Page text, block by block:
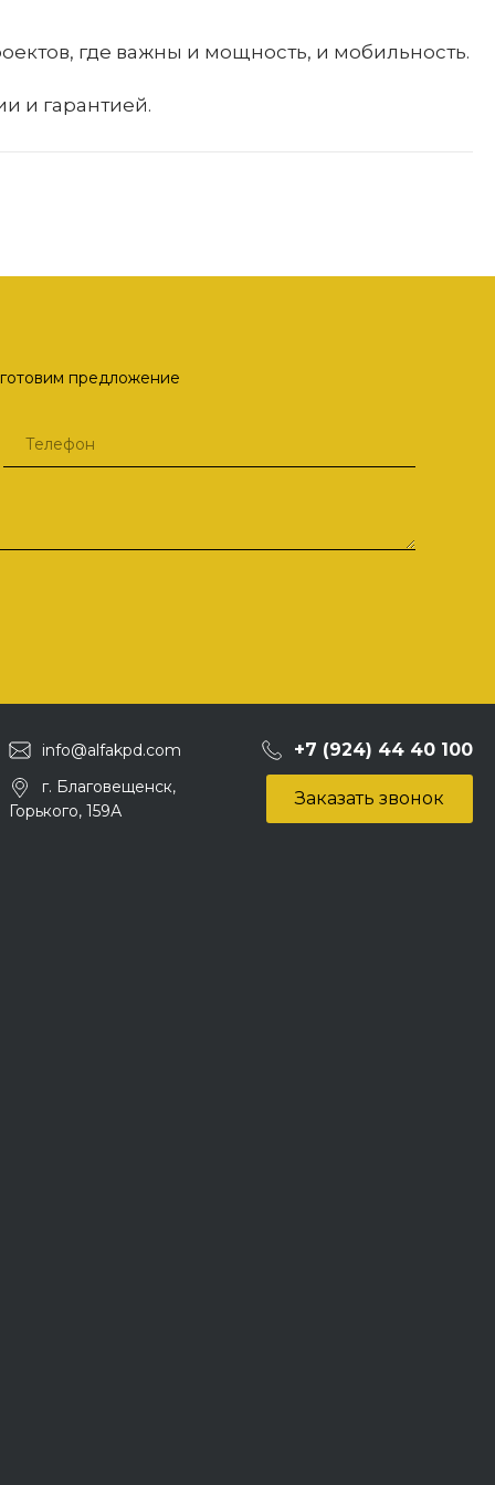
где важны и мощность, и мобильность.
и гарантией.
предложение
info@alfakpd.com +7 (924) 44 40 100
г. Благовещенск,
Горького, 159А
Заказать звонок